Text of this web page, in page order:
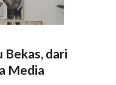
dari
Media